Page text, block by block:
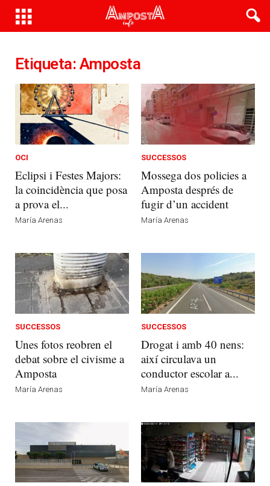
Etiqueta: Amposta
OCI
Eclipsi i Festes Majors:
la coincidència que posa
a prova el...
María Arenas
SUCCESSOS
Mossega dos policies a
Amposta després de
fugir d’un accident
María Arenas
SUCCESSOS
Unes fotos reobren el
debat sobre el civisme a
Amposta
María Arenas
SUCCESSOS
Drogat i amb 40 nens:
així circulava un
conductor escolar a...
María Arenas